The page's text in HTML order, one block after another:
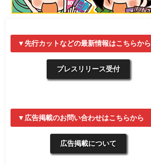
▼先行カットなどの最新情報はこちらから
プレスリリース受付
▼広告掲載のお問い合わせはこちらから
広告掲載について